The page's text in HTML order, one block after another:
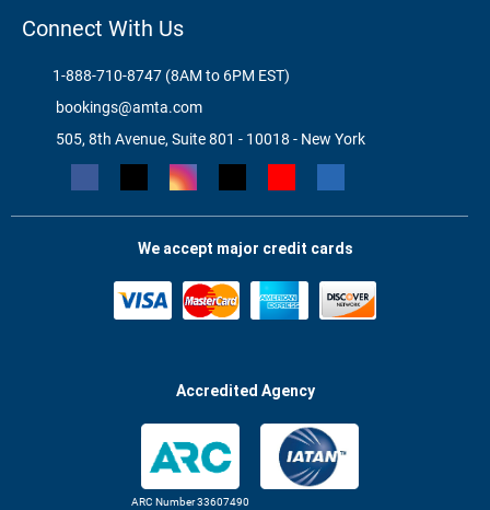
Connect With Us
1-888-710-8747 (8AM to 6PM EST)
bookings@amta.com
505, 8th Avenue, Suite 801 - 10018 - New York
We accept major credit cards
Accredited Agency
ARC Number 33607490